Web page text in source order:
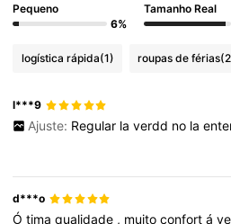
227K Seguidores
227K Seguidores
4,76 227K Seguidores
Pequeno
6%
Tamanho Real
logística rápida(1) roupas de férias
l***9
Ajuste: Regular la verdd no la
d***o
Ótimaqualidade , muitoconfortá